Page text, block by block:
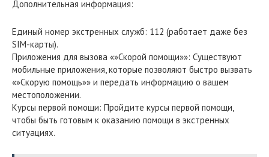
Дополнительная информация:
Единый номер экстренных служб: 112 (работает даже без
SIM-карты).
Приложения для вызова «»Скорой помощи»»: Существуют
мобильные приложения, которые позволяют быстро вызвать
«»Скорую помощь»» и передать информацию о вашем
местоположении.
Курсы первой помощи: Пройдите курсы первой помощи,
чтобы быть готовым к оказанию помощи в экстренных
ситуациях.